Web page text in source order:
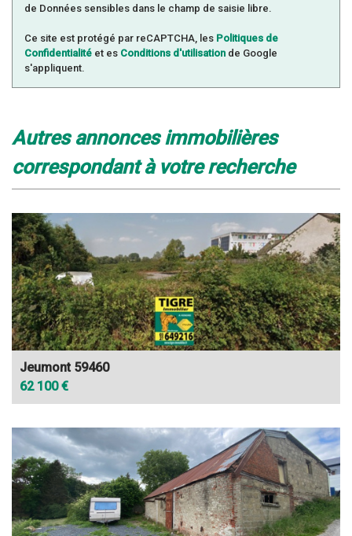
de Données sensibles dans le champ de saisie libre.
Ce site est protégé par reCAPTCHA, les Politiques de
Confidentialité et es Conditions d'utilisation de Google
s'appliquent.
autres annonces immobilières
correspondant à votre recherche
Jeumont 59460
62 100 €